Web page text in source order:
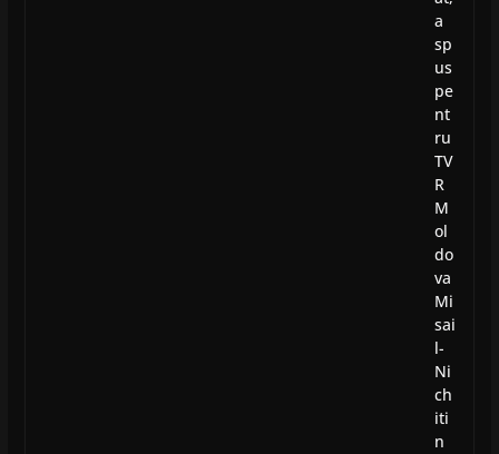
a
sp
us
pe
nt
ru
TV
R
M
ol
do
va
Mi
sai
l-
Ni
ch
iti
n